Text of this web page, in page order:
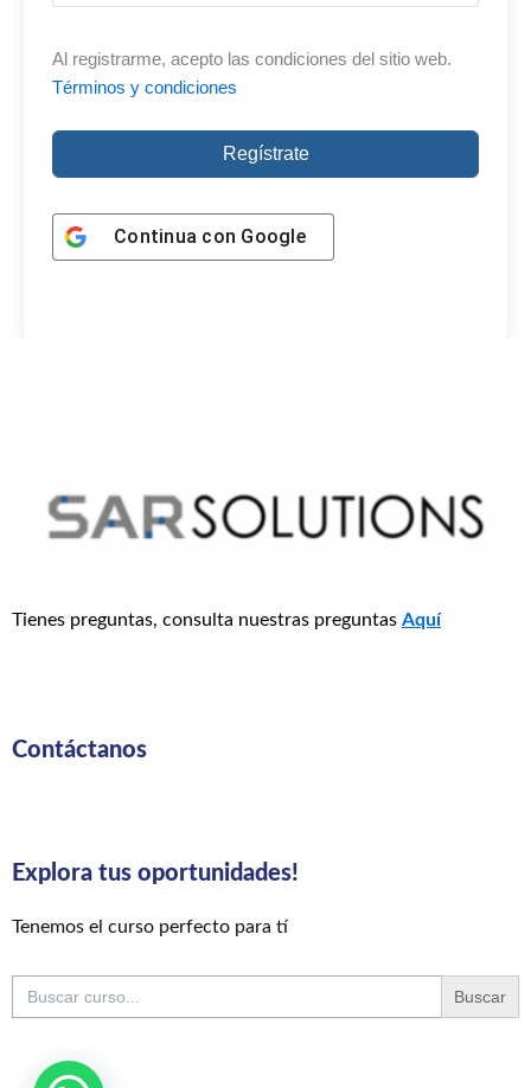
Al registrarme, acepto las condiciones del sitio web.
Términos y condiciones
Regístrate
Continua con Google
Tienes preguntas, consulta nuestras preguntas Aquí
Contáctanos
Explora tus oportunidades!
Tenemos el curso perfecto para tí
Buscar: